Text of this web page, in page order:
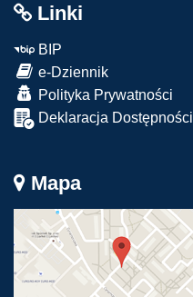
Linki
BIP
e-Dziennik
Polityka Prywatności
Deklaracja Dostępności
Mapa